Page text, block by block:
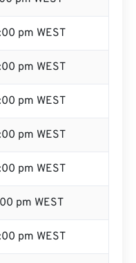
pm WEST
pm WEST
pm WEST
pm WEST
pm WEST
pm WEST
pm WEST